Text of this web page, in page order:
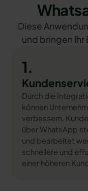
Diese
und bringen Ihr
1.
Durch die
können
verbessern.
über WhatsApp
und bearbeitet
schnellere und
einer höheren